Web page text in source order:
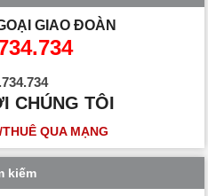
GIAO ĐOÀN
CHÚNG TÔI
QUA MẠNG
kiếm